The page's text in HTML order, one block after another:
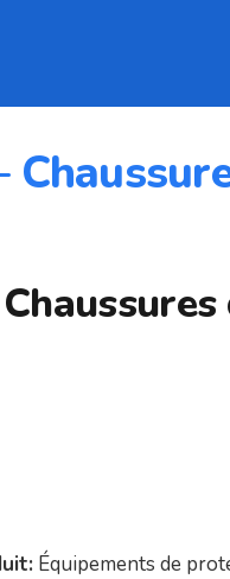
Équipements de